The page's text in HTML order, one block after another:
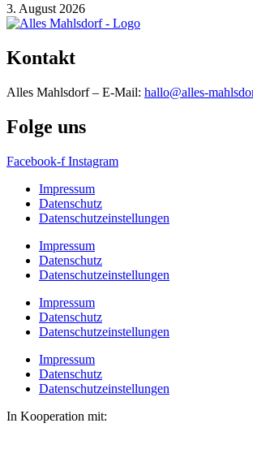
3. August 2026
Kontakt
Alles Mahlsdorf – E-Mail: hallo@alles-
Folge uns
Facebook-f Instagram
Impressum
Datenschutz
Datenschutzeinstellungen
Impressum
Datenschutz
Datenschutzeinstellungen
Impressum
Datenschutz
Datenschutzeinstellungen
Impressum
Datenschutz
Datenschutzeinstellungen
In Kooperation mit: